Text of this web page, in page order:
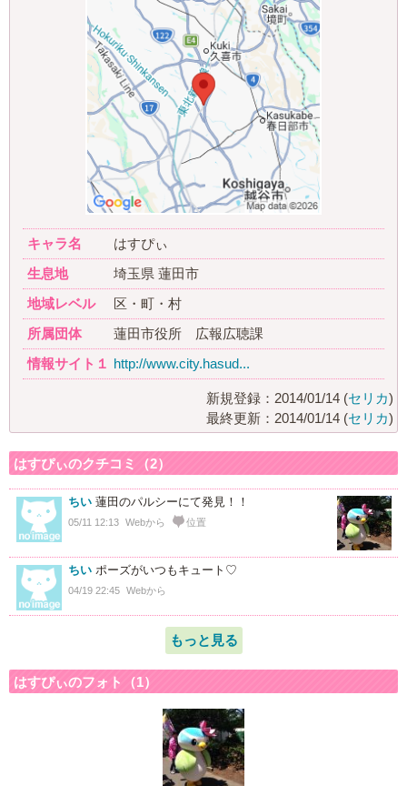
キャラ名
はすぴぃ
生息地
埼玉県 蓮田市
地域レベル
区・町・村
所属団体
蓮田市役所 広報広聴課
情報サイト１ http://www.city.hasud...
新規登録：2014/01/14 (セリカ)
最終更新：2014/01/14 (セリカ)
はすぴぃのクチコミ（2）
ちい 蓮田のパルシーにて発見！！
05/11 12:13 Webから 位置
ちい ポーズがいつもキュート♡
04/19 22:45 Webから
もっと見る
はすぴぃのフォト（1）